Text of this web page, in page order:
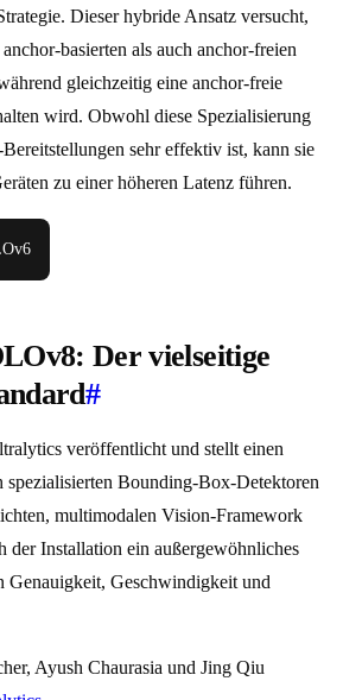
Dieser hybride Ansatz versucht,
basierten als auch anchor-freien
gleichzeitig eine anchor-freie
wird. Obwohl diese Spezialisierung
Bereitstellungen sehr effektiv ist, kann sie
zu einer höheren Latenz führen.
Der vielseitige
#
veröffentlicht und stellt einen
spezialisierten Bounding-Box-Detektoren
multimodalen Vision-Framework
der Installation ein außergewöhnliches
Genauigkeit, Geschwindigkeit und
Ayush Chaurasia und Jing Qiu